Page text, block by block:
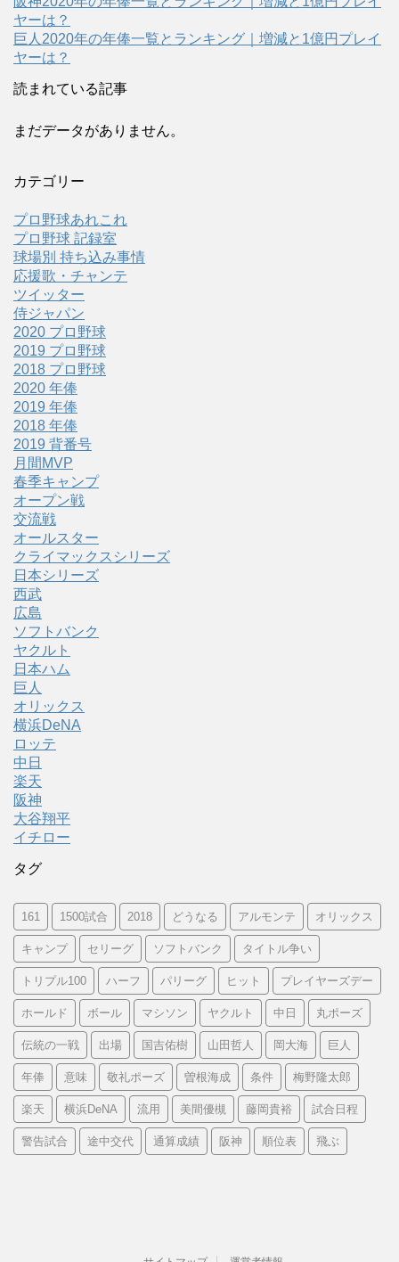
ヤーは？
巨人2020年の年俸一覧とランキング｜増減と1億円プレイ
ヤーは？
読まれている記事
まだデータがありません。
カテゴリー
プロ野球あれこれ
プロ野球 記録室
球場別 持ち込み事情
応援歌・チャンテ
ツイッター
侍ジャパン
2020 プロ野球
2019 プロ野球
2018 プロ野球
2020 年俸
2019 年俸
2018 年俸
2019 背番号
月間MVP
春季キャンプ
オープン戦
交流戦
オールスター
クライマックスシリーズ
日本シリーズ
西武
広島
ソフトバンク
ヤクルト
日本ハム
巨人
オリックス
横浜DeNA
ロッテ
中日
楽天
阪神
大谷翔平
イチロー
タグ
161 1500試合 2018 どうなる アルモンテ オリックス
キャンプ セリーグ ソフトバンク タイトル争い
トリプル100 ハーフ パリーグ ヒット プレイヤーズデー
ホールド ボール マシソン ヤクルト 中日 丸ポーズ
伝統の一戦 出場 国吉佑樹 山田哲人 岡大海 巨人
年俸 意味 敬礼ポーズ 曽根海成 条件 梅野隆太郎
楽天 横浜DeNA 流用 美間優槻 藤岡貴裕 試合日程
警告試合 途中交代 通算成績 阪神 順位表 飛ぶ